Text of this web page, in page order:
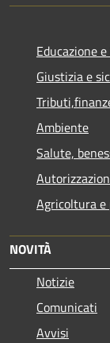
Educazione
Giustizia e
Ambiente
Salute,
Agricoltura e
NOVITÀ
Notizie
Comunicati
Avvisi